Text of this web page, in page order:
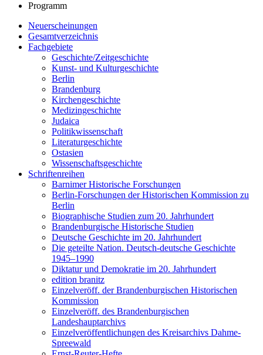
Programm
Neuerscheinungen
Gesamtverzeichnis
Fachgebiete
Geschichte/Zeitgeschichte
Kunst- und Kulturgeschichte
Berlin
Brandenburg
Kirchengeschichte
Medizingeschichte
Judaica
Politikwissenschaft
Literaturgeschichte
Ostasien
Wissenschaftsgeschichte
Schriftenreihen
Barnimer Historische Forschungen
Berlin-Forschungen der Historischen Kommission zu
Berlin
Biographische Studien zum 20. Jahrhundert
Brandenburgische Historische Studien
Deutsche Geschichte im 20. Jahrhundert
Die geteilte Nation. Deutsch-deutsche Geschichte
1945–1990
Diktatur und Demokratie im 20. Jahrhundert
edition branitz
Einzelveröff. der Brandenburgischen Historischen
Kommission
Einzelveröff. des Brandenburgischen
Landeshauptarchivs
Einzelveröffentlichungen des Kreisarchivs Dahme-
Spreewald